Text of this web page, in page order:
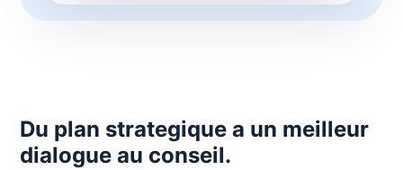
Du plan strategique a un meilleur
dialogue au conseil.